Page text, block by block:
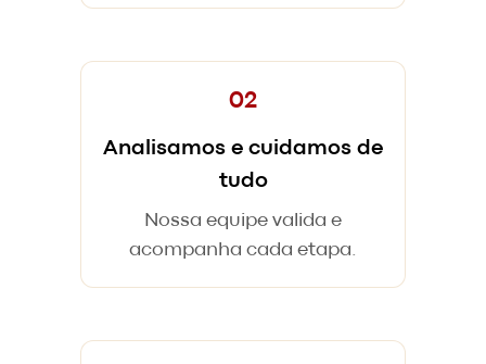
02
Analisamos e cuidamos de
tudo
Nossa equipe valida e
acompanha cada etapa.